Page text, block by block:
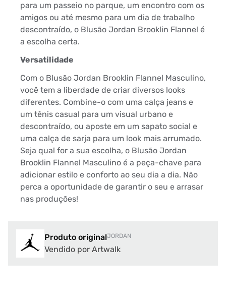
para um passeio no parque, um encontro com os
amigos ou até mesmo para um dia de trabalho
descontraído, o Blusão Jordan Brooklin Flannel é
a escolha certa.
Versatilidade
Com o Blusão Jordan Brooklin Flannel Masculino,
você tem a liberdade de criar diversos looks
diferentes. Combine-o com uma calça jeans e
um tênis casual para um visual urbano e
descontraído, ou aposte em um sapato social e
uma calça de sarja para um look mais arrumado.
Seja qual for a sua escolha, o Blusão Jordan
Brooklin Flannel Masculino é a peça-chave para
adicionar estilo e conforto ao seu dia a dia. Não
perca a oportunidade de garantir o seu e arrasar
nas produções!
Produto originalJORDAN
Vendido por Artwalk